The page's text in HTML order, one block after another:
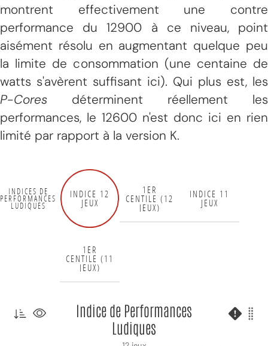
montrent effectivement une contre
performance du 12900 à ce niveau, point
aisément résolu en augmentant quelque peu
la limite de consommation (une centaine de
watts s'avèrent suffisant ici). Qui plus est, les
P-Cores déterminent réellement les
performances, le 12600 n'est donc ici en rien
limité par rapport à la version K.